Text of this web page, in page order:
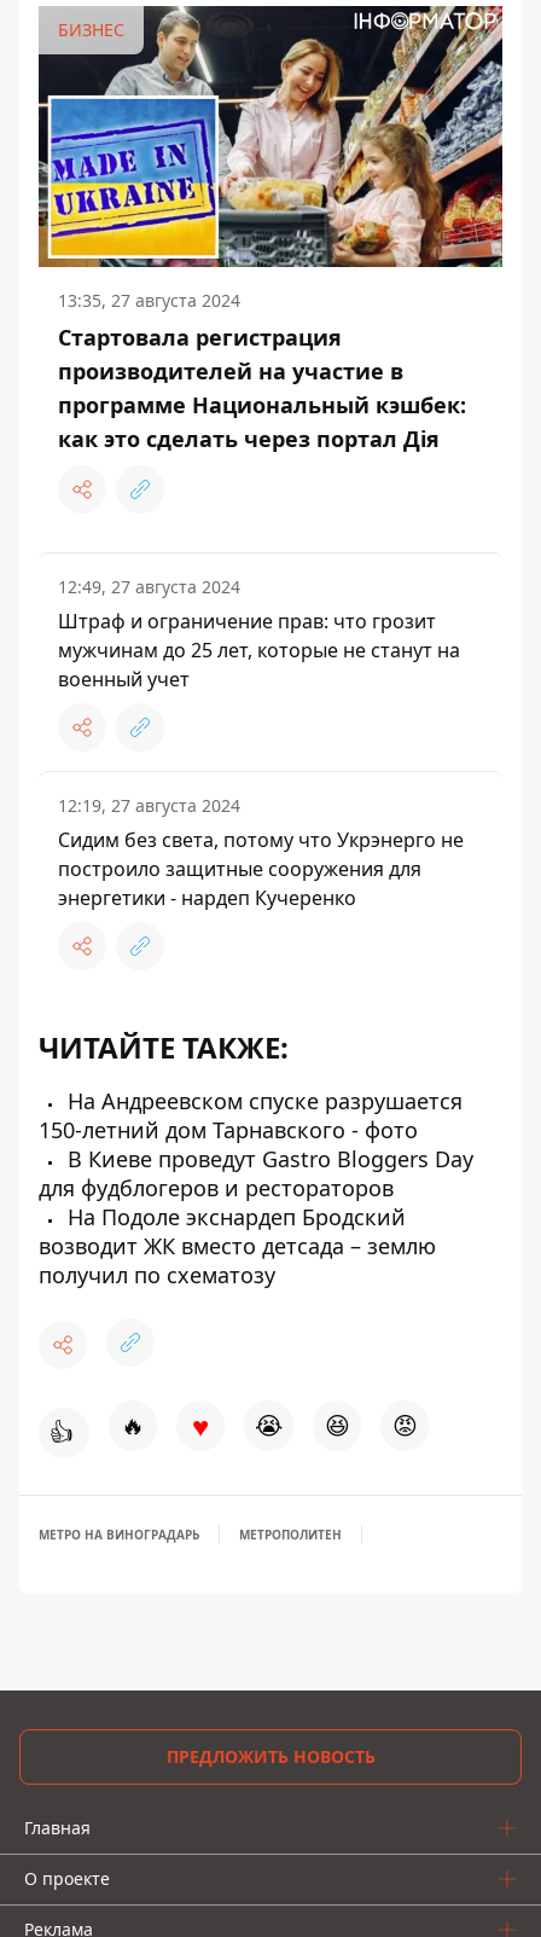
БИЗНЕС
13:35, 27 августа 2024
Стартовала регистрация
производителей на участие в
программе Национальный кэшбек:
как это сделать через портал Дія
12:49, 27 августа 2024
Штраф и ограничение прав: что грозит
мужчинам до 25 лет, которые не станут на
военный учет
12:19, 27 августа 2024
Сидим без света, потому что Укрэнерго не
построило защитные сооружения для
энергетики - нардеп Кучеренко
ЧИТАЙТЕ ТАКЖЕ:
На Андреевском спуске разрушается
150-летний дом Тарнавского - фото
В Киеве проведут Gastro Bloggers Day
для фудблогеров и рестораторов
На Подоле экснардеп Бродский
возводит ЖК вместо детсада – землю
получил по схематозу
👍 🔥 ♥ 😭 😆 😡
МЕТРО НА ВИНОГРАДАРЬ МЕТРОПОЛИТЕН
ПРЕДЛОЖИТЬ НОВОСТЬ
Главная
О проекте
Реклама